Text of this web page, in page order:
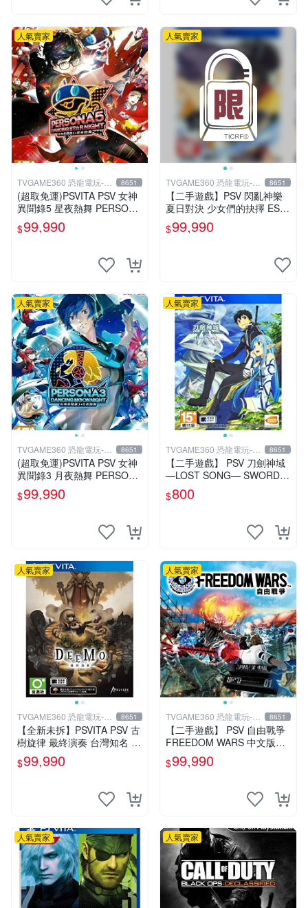
人氣賣家
TVGAME360 恐龍電玩-台
中店
8651
(超取免運)PSVITA PSV 女神
異聞錄5 星夜熱舞 PERSONA
5 DANCING P5D 中文版 台
中恐龍
$99,990
人氣賣家
TVGAME360 恐龍電玩-台
中店
8651
【二手遊戲】PSV 閃亂神樂
夏日對決 少女們的抉擇 ESTI
VAL VERSUS 中文版【台中
恐龍電玩】
$99,990
人氣賣家
TVGAME360 恐龍電玩-台
中店
8651
(超取免運)PSVITA PSV 女神
異聞錄3 月夜熱舞 PERSONA
3 DANCING P3D 中文版 台
中恐龍
$99,990
人氣賣家
TVGAME360 恐龍電玩-台
中店
8651
【二手遊戲】 PSV 刀劍神域
―LOST SONG― SWORD A
RT ONLINE 中文版【台中恐
龍電玩】
$800
人氣賣家
TVGAME360 恐龍電玩-台
中店
8651
【全新未拆】PSVITA PSV 古
樹旋律 最終演奏 台灣知名 音
樂節奏遊戲 DEEMO REBOR
N 中文版 台中
$99,990
人氣賣家
TVGAME360 恐龍電玩-台
中店
8651
【二手遊戲】 PSV 自由戰爭
FREEDOM WARS 中文版
【台中恐龍電玩】
$99,990
人氣賣家 人氣賣家